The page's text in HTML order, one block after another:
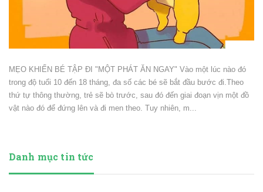
MẸO KHIẾN BÉ TẬP ĐI "MỘT PHÁT ĂN NGAY" Vào một lúc nào đó
trong độ tuổi 10 đến 18 tháng, đa số các bé sẽ bắt đầu bước đi.Theo
thứ tự thông thường, trẻ sẽ bò trước, sau đó đến giai đoạn vịn một đồ
vật nào đó để đứng lên và đi men theo. Tuy nhiên, m...
Danh mục tin tức